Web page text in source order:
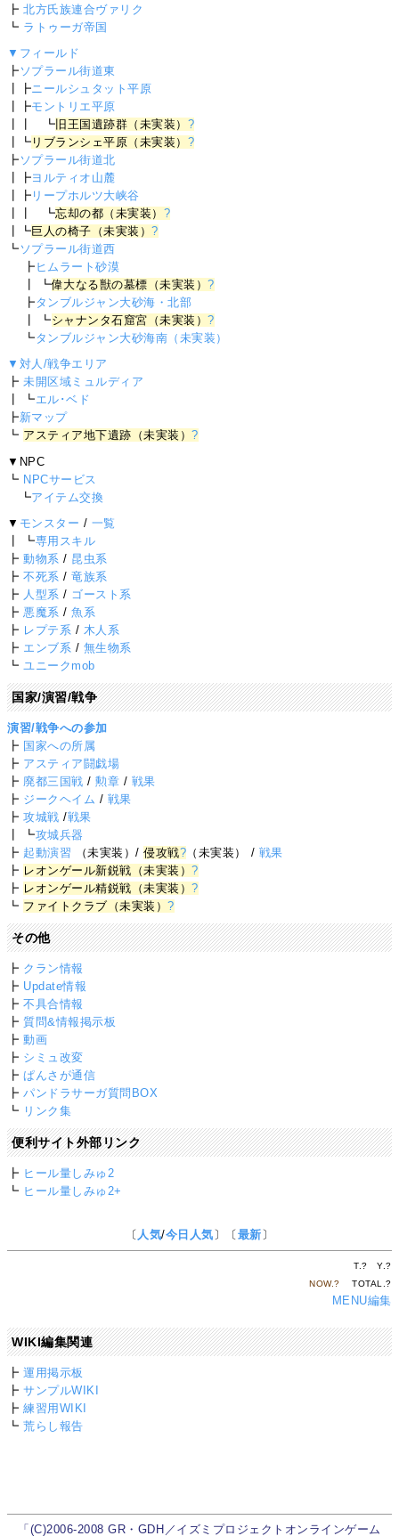
┣北方氏族連合ヴァリク
┗ ラトゥーガ帝国
▼フィールド
┣ ソプラール街道東
┃┣ニールシュタット平原
┃┣モントリエ平原
┃┃ ┗ 旧王国遺跡群（未実装） ?
┃┗ リブランシェ平原（未実装） ?
┣ ソプラール街道北
┃┣ヨルティオ山麓
┃┣ リープホルツ大峡谷
┃┃ ┗忘却の都（未実装） ?
┃┗巨人の椅子（未実装）?
┗ ソプラール街道西
┣ ヒムラート砂漠
┃ ┗偉大なる獣の墓標（未実装）?
┣ タンブルジャン大砂海・北部
┃ ┗シャナンタ石窟宮（未実装）?
┗ タンブルジャン大砂海南（未実装）
▼対人/戦争エリア
┣未開区域ミュルディア
┃ ┗エル･ベド
┣新マップ
┗ アスティア地下遺跡（未実装）?
▼NPC
┗ NPCサービス
┗アイテム交換
▼ モンスター / 一覧
┃ ┗専用スキル
┣動物系 / 昆虫系
┣不死系 /竜族系
┣ 人型系 / ゴースト系
┣ 悪魔系 /魚系
┣ レプテ系 / 木人系
┣ エンブ系 / 無生物系
┗ ユニークmob
国家/演習/戦争
演習/戦争への参加
┣ 国家への所属
┣ アスティア闘戯場
┣ 廃都三国戦 /勲章 / 戦果
┣ ジークヘイム / 戦果
┣攻城戦 /戦果
┃ ┗攻城兵器
┣ 起動演習 （未実装）/侵攻戦? （未実装） / 戦果
┣ レオンゲール新鋭戦（未実装）?
┣ レオンゲール精鋭戦（未実装）?
┗ ファイトクラブ（未実装）?
その他
┣ クラン情報
┣ Update情報
┣不具合情報
┣質問&情報掲示板
┣動画
┣ シミュ改変
┣ぱんさが通信
┣パンドラサーガ質問BOX
┗ リンク集
便利サイト外部リンク
┣ ヒール量しみゅ2
┗ ヒール量しみゅ2+
〔 人気/今日人気 〕〔 最新 〕
T.? Y.?
NOW.? TOTAL.?
MENU編集
WIKI編集関連
┣運用掲示板
┣サンプルWIKI
┣練習用WIKI
┗荒らし報告
「(C)2006-2008 GR・GDH／イズミプロジェクトオンラインゲーム